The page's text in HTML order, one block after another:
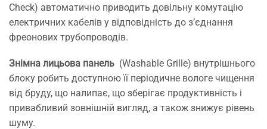
Check) автоматично приводить довільну комутацію
електричних кабелів у відповідність до з’єднання
фреонових трубопроводів.
Знімна лицьова панель (Washable Grille) внутрішнього
блоку робить доступною її періодичне вологе чищення
від бруду, що налипає, що зберігає продуктивність і
привабливий зовнішній вигляд, а також знижує рівень
шуму.